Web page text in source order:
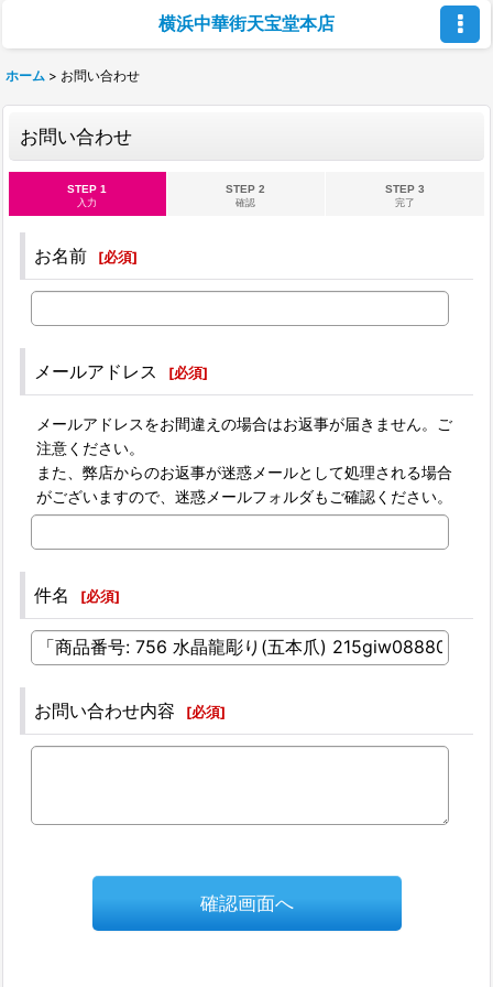
横浜中華街天宝堂本店
ホーム > お問い合わせ
お問い合わせ
STEP 1
入力
STEP 2
確認
STEP 3
完了
お名前 [必須]
メールアドレス [必須]
メールアドレスをお間違えの場合はお返事が届きません。ご
注意ください。
また、弊店からのお返事が迷惑メールとして処理される場合
がございますので、迷惑メールフォルダもご確認ください。
件名 [必須]
お問い合わせ内容 [必須]
確認画面へ